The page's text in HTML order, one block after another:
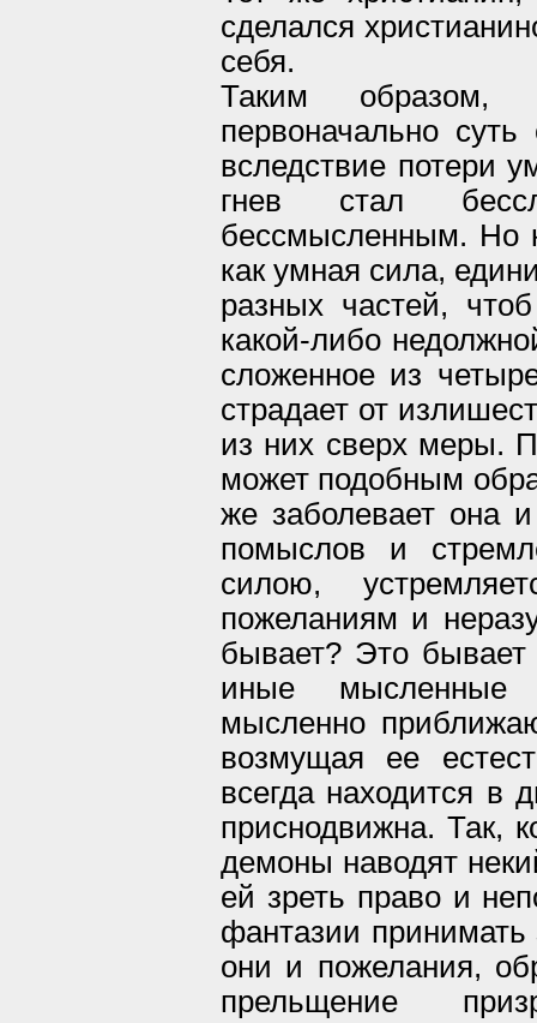
сделался
себя.
Таким
первоначально
вследствие потери
гнев стал
бессмысленным. Но
как умная сила,
разных частей,
какой-либо
сложенное из
страдает от
из них сверх меры.
может подобным
же заболевает она
помыслов и
силою,
пожеланиям и
бывает? Это бывает
иные
мысленно
возмущая ее
всегда находится в
приснодвижна. Так,
демоны наводят
ей зреть право и
фантазии
они и пожелания,
прельщение